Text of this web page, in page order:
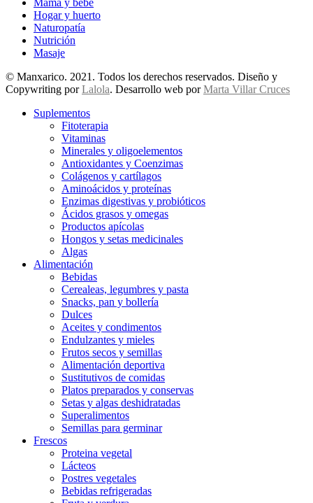
Mamá y bebé
Hogar y huerto
Naturopatía
Nutrición
Masaje
© Manxarico. 2021. Todos los derechos reservados. Diseño y
Copywriting porLalola. Desarrollo web porMarta Villar Cruces
Suplementos
Fitoterapia
Vitaminas
Minerales y oligoelementos
Antioxidantes y Coenzimas
Colágenos y cartílagos
Aminoácidos y proteínas
Enzimas digestivas y probióticos
Ácidos grasos y omegas
Productos apícolas
Hongos y setas medicinales
Algas
Alimentación
Bebidas
Cerealeas, legumbres y pasta
Snacks, pan y bollería
Dulces
Aceites y condimentos
Endulzantes y mieles
Frutos secos y semillas
Alimentación deportiva
Sustitutivos de comidas
Platos preparados y conservas
Setas y algas deshidratadas
Superalimentos
Semillas para germinar
Frescos
Proteina vegetal
Lácteos
Postres vegetales
Bebidas refrigeradas